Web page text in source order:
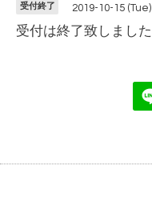
受付終了 2019-10-15 (Tue)
受付は終了致しました